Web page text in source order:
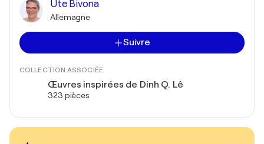
Ute Bivona
Allemagne
Suivre
COLLECTION ASSOCIÉE
Œuvres inspirées de Dinh Q. Lê
323 pièces